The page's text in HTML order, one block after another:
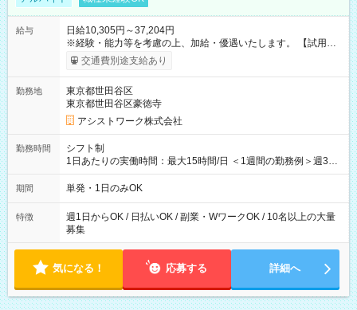
給与
日給10,305円～37,204円
※経験・能力等を考慮の上、加給・優遇いたします。 【試用期
間】試用期間なし
交通費別途支給あり
勤務地
東京都世田谷区
東京都世田谷区豪徳寺
アシストワーク株式会社
勤務時間
シフト制
1日あたりの実働時間：最大15時間/日 ＜1週間の勤務例＞週3回
勤務 勤務：月・水・金 休み：火・木・土・日 好きな時にお仕事
可能です！ ※1日あたりの最大実働時間は日勤、夜勤共に勤務し
期間 単発・1日のみOK
特徴
週1日からOK / 日払いOK / 副業・WワークOK / 10名以上の大量
募集
気になる！ 応募する 詳細へ